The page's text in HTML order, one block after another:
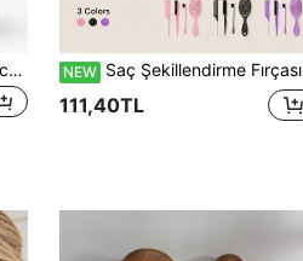
1 Adet 2'si 1 Arada Yüz ve Vücut İçin Lenfatik Masaj Fırçası, Lenf Drenajı, Çene Hattı Kaldırma, Şişkinlik Karşıtı ve Cilt Gevşetme İçin Ergonomik Yumuşak Cilt Dostu Masaj Aleti, Günlük Cilt Bakım Aracı, Kadınlar İçin Kişisel Kullanım ve Doğum Günü Hediyesi NEW Saç Şekillendirme Fırçası, Kıvırcık Dalgalı ve Düz Saçlar İçin Dolaşıklık Açıcı Fırça, Esnek Dişli Islak ve Kuru Kullanıma Uygun Fırça, Bölümlendirme ve Günlük Şekillendirme İçin Sivri Kuyruklu Tarak
111,40TL